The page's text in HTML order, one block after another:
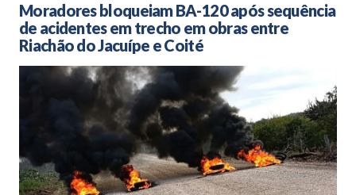
Moradores bloqueiam BA-120 após sequência
de acidentes em trecho em obras entre
Riachão do Jacuípe e Coité